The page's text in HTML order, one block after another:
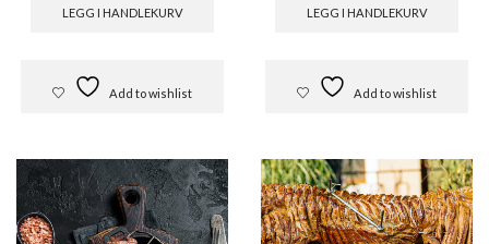
LEGG I HANDLEKURV
Add to wishlist
LEGG I HANDLEKURV
Add to wishlist